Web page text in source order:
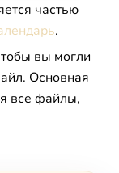
частью
.
вы могли
Основная
все файлы,